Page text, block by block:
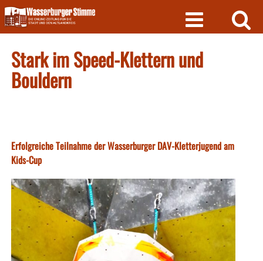
Skip
to
content
Stark im Speed-Klettern und
Bouldern
Erfolgreiche Teilnahme der Wasserburger DAV-Kletterjugend am
Kids-Cup